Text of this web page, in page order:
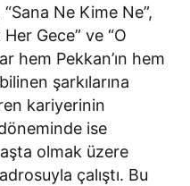
Ne Kime Ne”,
Gece” ve “O
hem Pekkan’ın hem
şarkılarına
kariyerinin
ise
olmak üzere
çalıştı. Bu